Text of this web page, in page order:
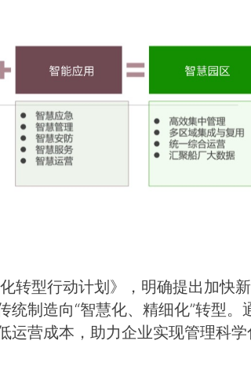
转型行动计划》，明确提出加快
制造向“智慧化、精细化”转型。
营成本，助力企业实现管理科学